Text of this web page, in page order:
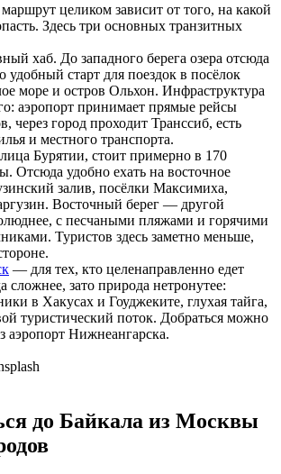
целиком зависит от того, на какой
Здесь три основных транзитных
хаб. До западного берега озера отсюда
удобный старт для поездок в посёлок
море и остров Ольхон. Инфраструктура
аэропорт принимает прямые рейсы
через город проходит Транссиб, есть
и местного транспорта.
Бурятии, стоит примерно в 170
Отсюда удобно ехать на восточное
залив, посёлки Максимиха,
Восточный берег — другой
с песчаными пляжами и горячими
Туристов здесь заметно меньше,
— для тех, кто целенаправленно едет
сложнее, зато природа нетронутее:
в Хакусах и Гоуджеките, глухая тайга,
туристический поток. Добраться можно
Нижнеангарска.
до Байкала из Москвы